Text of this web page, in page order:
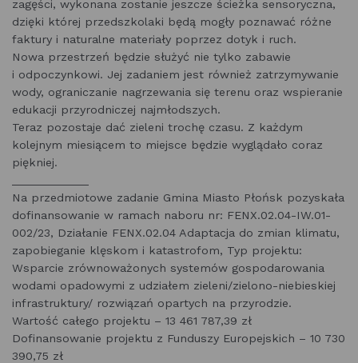
zagęści, wykonana zostanie jeszcze ścieżka sensoryczna,
dzięki której przedszkolaki będą mogły poznawać różne
faktury i naturalne materiały poprzez dotyk i ruch.
Nowa przestrzeń będzie służyć nie tylko zabawie
i odpoczynkowi. Jej zadaniem jest również zatrzymywanie
wody, ograniczanie nagrzewania się terenu oraz wspieranie
edukacji przyrodniczej najmłodszych.
Teraz pozostaje dać zieleni trochę czasu. Z każdym
kolejnym miesiącem to miejsce będzie wyglądało coraz
piękniej.
Na przedmiotowe zadanie Gmina Miasto Płońsk pozyskała
dofinansowanie w ramach naboru nr: FENX.02.04-IW.01-
002/23, Działanie FENX.02.04 Adaptacja do zmian klimatu,
zapobieganie klęskom i katastrofom, Typ projektu:
Wsparcie zrównoważonych systemów gospodarowania
wodami opadowymi z udziałem zieleni/zielono-niebieskiej
infrastruktury/ rozwiązań opartych na przyrodzie.
Wartość całego projektu – 13 461 787,39 zł
Dofinansowanie projektu z Funduszy Europejskich – 10 730
390,75 zł